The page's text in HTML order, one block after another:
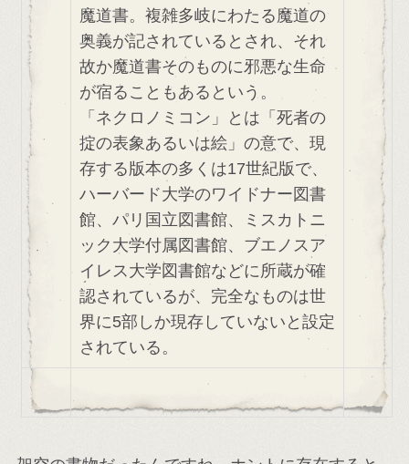
魔道書。複雑多岐にわたる魔道の
奥義が記されているとされ、それ
故か魔道書そのものに邪悪な生命
が宿ることもあるという。
「ネクロノミコン」とは「死者の
掟の表象あるいは絵」の意で、現
存する版本の多くは17世紀版で、
ハーバード大学のワイドナー図書
館、パリ国立図書館、ミスカトニ
ック大学付属図書館、ブエノスア
イレス大学図書館などに所蔵が確
認されているが、完全なものは世
界に5部しか現存していないと設定
されている。